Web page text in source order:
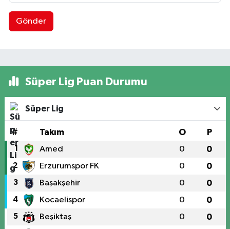
Gönder
Süper Lig Puan Durumu
Süper Lig
# Takım O P
1 Amed 0 0
2 Erzurumspor FK 0 0
3 Başakşehir 0 0
4 Kocaelispor 0 0
5 Beşiktaş 0 0